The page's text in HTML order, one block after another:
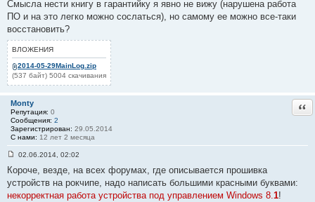
Смысла нести книгу в гарантийку я явно не вижу (нарушена работа
ПО и на это легко можно сослаться), но самому ее можно все-таки
восстановить?
ВЛОЖЕНИЯ
2014-05-29MainLog.zip
(537 байт) 5004 скачивания
Monty
Репутация: 0
Сообщения: 2
Зарегистрирован: 29.05.2014
С нами: 12 лет 2 месяца
о
б
щ
02.06.2014, 02:02
Короче, везде, на всех форумах, где описывается прошивка
устройств на рокчипе, надо написать большими красными буквами:
некорректная работа устройства под управлением Windows 8.1!